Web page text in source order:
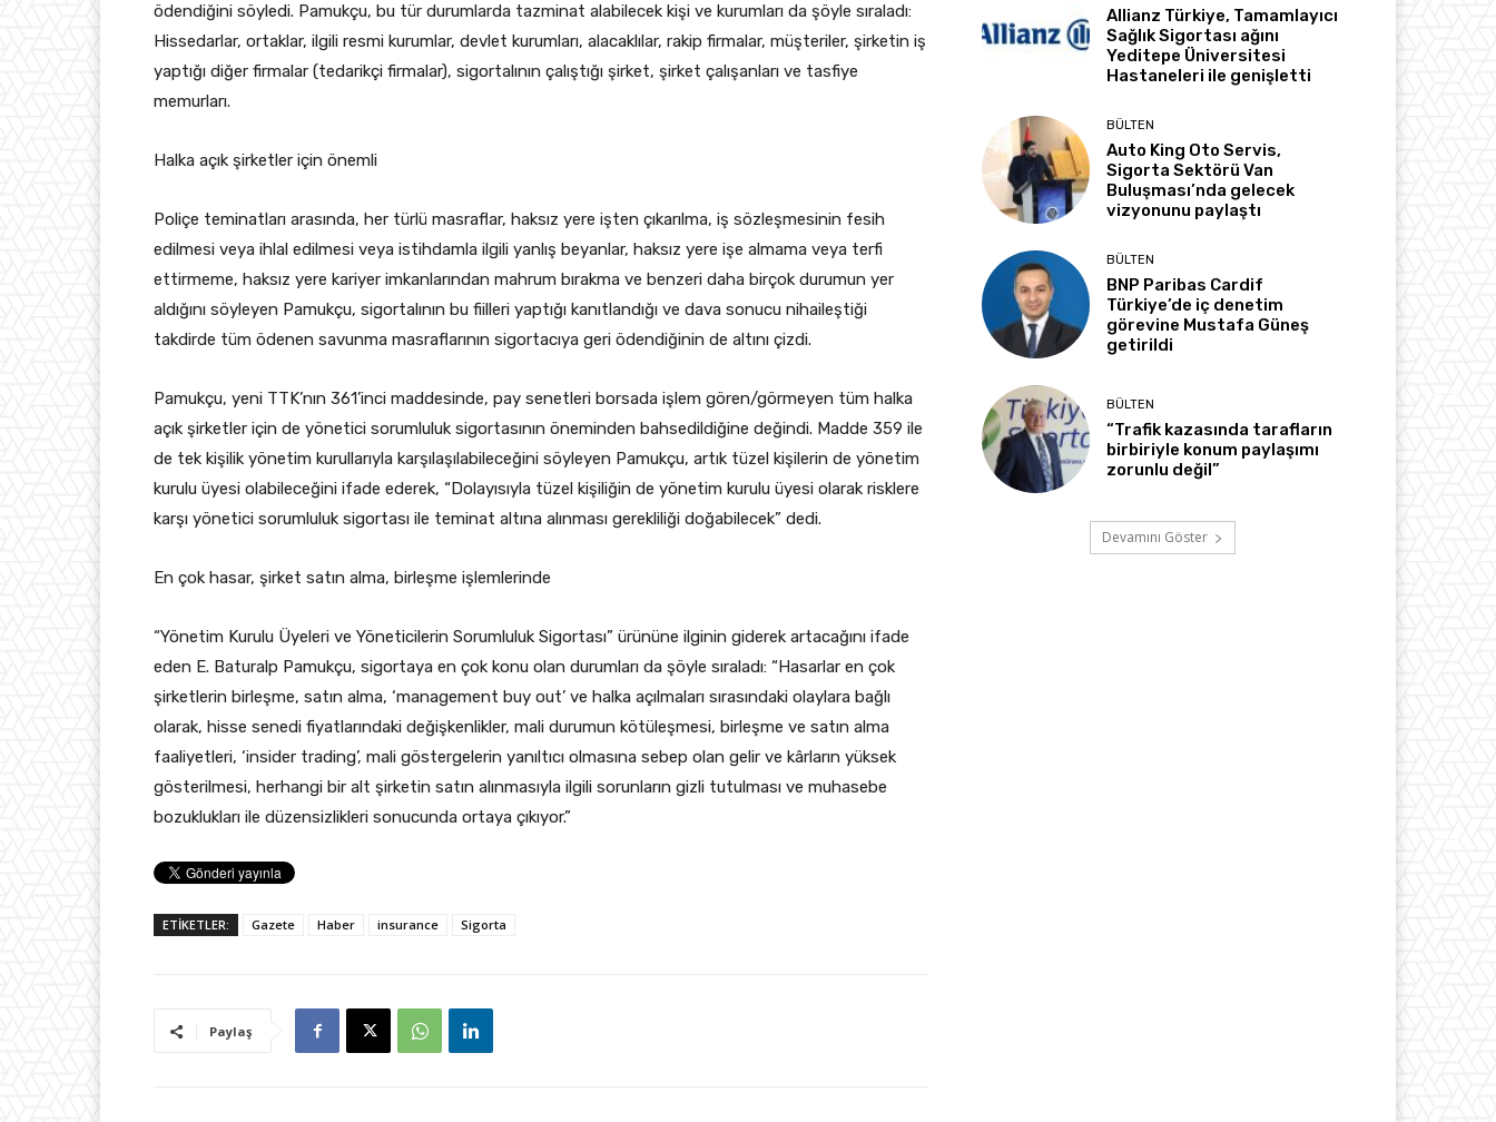
ödendiğini söyledi. Pamukçu, bu tür durumlarda tazminat alabilecek kişi ve kurumları da şöyle sıraladı:
Hissedarlar, ortaklar, ilgili resmi kurumlar, devlet kurumları, alacaklılar, rakip firmalar, müşteriler, şirketin iş
yaptığı diğer firmalar (tedarikçi firmalar), sigortalının çalıştığı şirket, şirket çalışanları ve tasfiye
memurları.
Halka açık şirketler için önemli
Poliçe teminatları arasında, her türlü masraflar, haksız yere işten çıkarılma, iş sözleşmesinin fesih
edilmesi veya ihlal edilmesi veya istihdamla ilgili yanlış beyanlar, haksız yere işe almama veya terfi
ettirmeme, haksız yere kariyer imkanlarından mahrum bırakma ve benzeri daha birçok durumun yer
aldığını söyleyen Pamukçu, sigortalının bu fiilleri yaptığı kanıtlandığı ve dava sonucu nihaileştiği
takdirde tüm ödenen savunma masraflarının sigortacıya geri ödendiğinin de altını çizdi.
Pamukçu, yeni TTK’nın 361’inci maddesinde, pay senetleri borsada işlem gören/görmeyen tüm halka
açık şirketler için de yönetici sorumluluk sigortasının öneminden bahsedildiğine değindi. Madde 359 ile
de tek kişilik yönetim kurullarıyla karşılaşılabileceğini söyleyen Pamukçu, artık tüzel kişilerin de yönetim
kurulu üyesi olabileceğini ifade ederek, “Dolayısıyla tüzel kişiliğin de yönetim kurulu üyesi olarak risklere
karşı yönetici sorumluluk sigortası ile teminat altına alınması gerekliliği doğabilecek” dedi.
En çok hasar, şirket satın alma, birleşme işlemlerinde
“Yönetim Kurulu Üyeleri ve Yöneticilerin Sorumluluk Sigortası” ürününe ilginin giderek artacağını ifade
eden E. Baturalp Pamukçu, sigortaya en çok konu olan durumları da şöyle sıraladı: “Hasarlar en çok
şirketlerin birleşme, satın alma, ‘management buy out’ ve halka açılmaları sırasındaki olaylara bağlı
olarak, hisse senedi fiyatlarındaki değişkenlikler, mali durumun kötüleşmesi, birleşme ve satın alma
faaliyetleri, ‘insider trading’, mali göstergelerin yanıltıcı olmasına sebep olan gelir ve kârların yüksek
gösterilmesi, herhangi bir alt şirketin satın alınmasıyla ilgili sorunların gizli tutulması ve muhasebe
bozuklukları ile düzensizlikleri sonucunda ortaya çıkıyor.”
ETİKETLER: Gazete Haber insurance Sigorta
Paylaş
Allianz Türkiye, Tamamlayıcı
Sağlık Sigortası ağını
Yeditepe Üniversitesi
Hastaneleri ile genişletti
BÜLTEN
Auto King Oto Servis,
Sigorta Sektörü Van
Buluşması’nda gelecek
vizyonunu paylaştı
BÜLTEN
BNP Paribas Cardif
Türkiye’de iç denetim
görevine Mustafa Güneş
getirildi
BÜLTEN
“Trafik kazasında tarafların
birbiriyle konum paylaşımı
zorunlu değil”
Devamını Göster